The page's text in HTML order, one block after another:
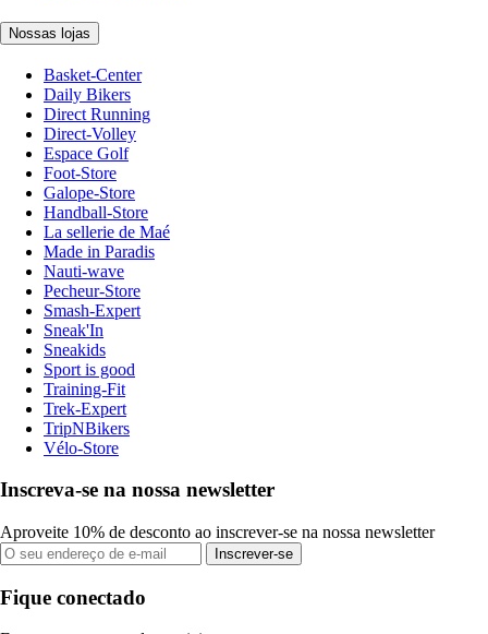
Nossas lojas
Basket-Center
Daily Bikers
Direct Running
Direct-Volley
Espace Golf
Foot-Store
Galope-Store
Handball-Store
La sellerie de Maé
Made in Paradis
Nauti-wave
Pecheur-Store
Smash-Expert
Sneak'In
Sneakids
Sport is good
Training-Fit
Trek-Expert
TripNBikers
Vélo-Store
Inscreva-se na nossa newsletter
Aproveite 10% de desconto ao inscrever-se na nossa newsletter
Inscrever-se
Fique conectado